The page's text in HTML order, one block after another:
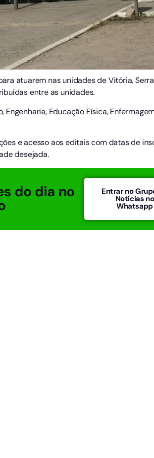
atuarem nas unidades de Vitória,
entre as unidades.
Educação Física,
e acesso aos editais com datas de
desejada.
do dia no Entrar no
Notícias no
Whatsapp